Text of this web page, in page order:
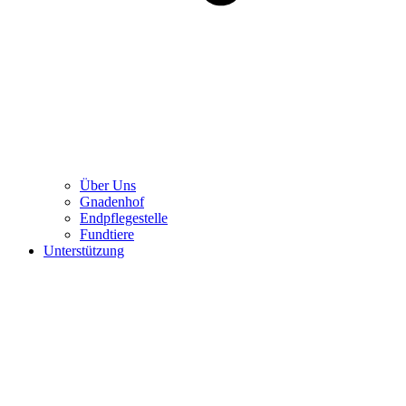
Über Uns
Gnadenhof
Endpflegestelle
Fundtiere
Unterstützung